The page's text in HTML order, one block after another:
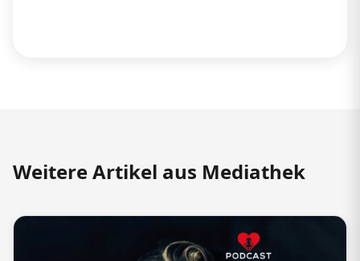
Weitere Artikel aus Mediathek